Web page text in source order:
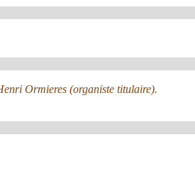
Ormieres (organiste titulaire).